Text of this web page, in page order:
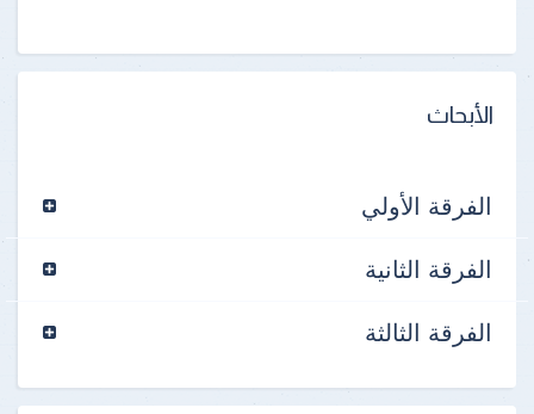
الأبحاث
الفرقة الأولي
الفرقة الثانية
الفرقة الثالثة